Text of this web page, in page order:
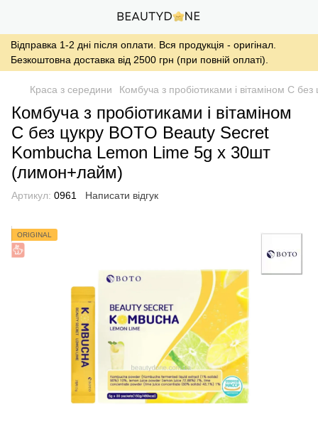
Відправка 1-2 дні після оплати. Вся продукція - оригінал.
Безкоштовна доставка від 2500 грн (при повній оплаті).
Краса з середини Комбуча з пробіотиками і вітаміном С
Комбуча з пробіотиками і вітаміном
С без цукру BOTO Beauty Secret
Kombucha Lemon Lime 5g x 30шт
(лимон+лайм)
Артикул: 0961 Написати відгук
ORIGINAL